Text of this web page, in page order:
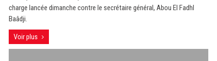
charge lancée dimanche contre le secrétaire général, Abou El Fadhl
Baâdji.
Voir plus